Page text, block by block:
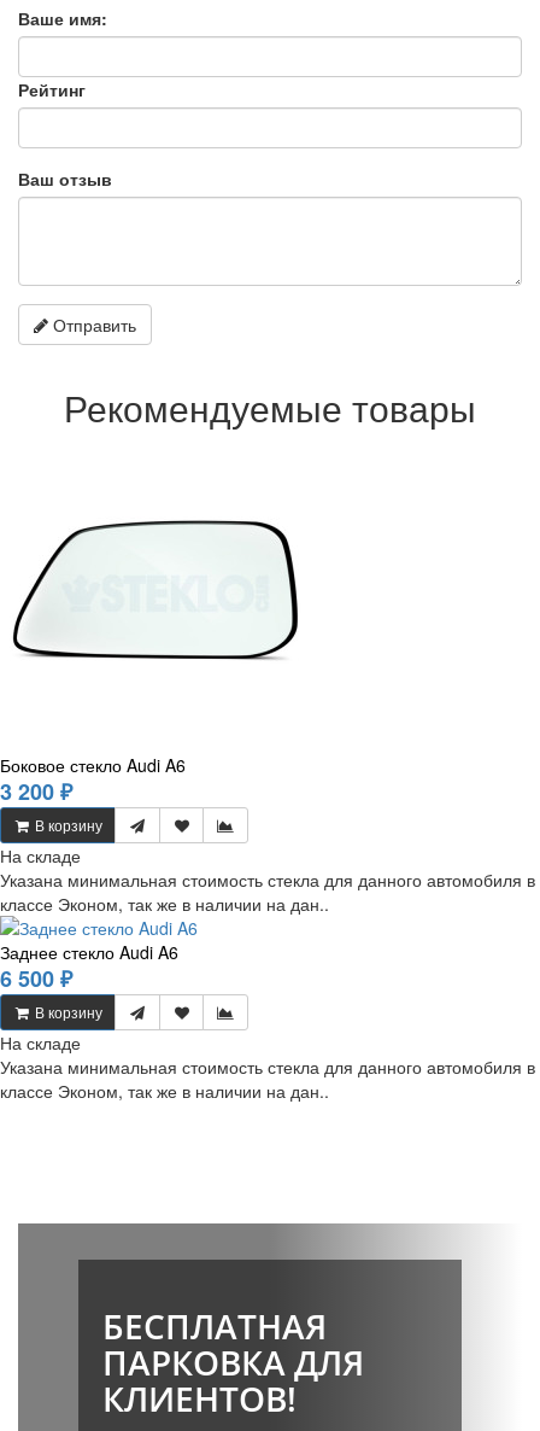
Ваше имя:
Рейтинг
Ваш отзыв
Отправить
Рекомендуемые товары
Боковое стекло Audi A6
3 200 ₽
В корзину
На складе
Указана минимальная стоимость стекла для данного автомобиля в
классе Эконом, так же в наличии на дан..
Заднее стекло Audi A6
6 500 ₽
В корзину
На складе
Указана минимальная стоимость стекла для данного автомобиля в
классе Эконом, так же в наличии на дан..
БЕСПЛАТНАЯ
ПАРКОВКА ДЛЯ
КЛИЕНТОВ!